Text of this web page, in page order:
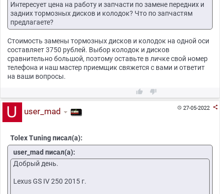
Интересует цена на работу и запчасти по замене передних и
задних тормозных дисков и колодок? Что по запчастям
предлагаете?
Стоимость замены тормозных дисков и колодок на одной оси
составляет 3750 рублей. Выбор колодок и дисков
сравнительно большой, поэтому оставьте в личке свой номер
телефона и наш мастер приемщик свяжется с вами и ответит
на ваши вопросы.
 
27-05-2022 
user_mad
Tolex Tuning писал(а):
user_mad писал(а):
Добрый день.
Lexus GS IV 250 2015 г.